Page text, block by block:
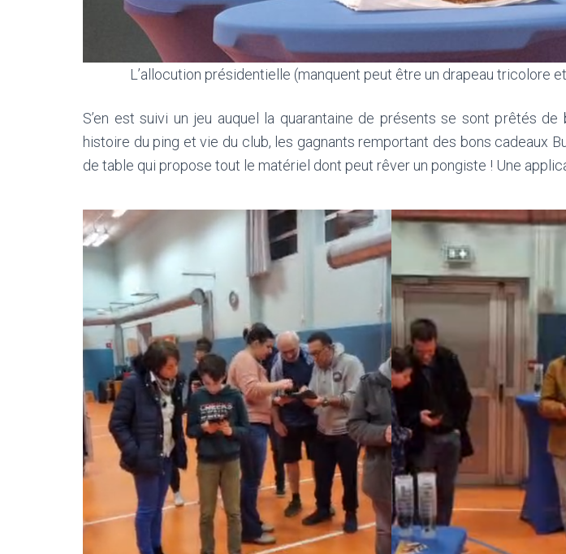
L’allocution présidentielle (manquent peut être un drapeau tricolore
S’en est suivi un jeu auquel la quarantaine de présents se sont prêtés
histoire du ping et vie du club, les gagnants remportant des bons cadeaux
de table qui propose tout le matériel dont peut rêver un pongiste ! Une